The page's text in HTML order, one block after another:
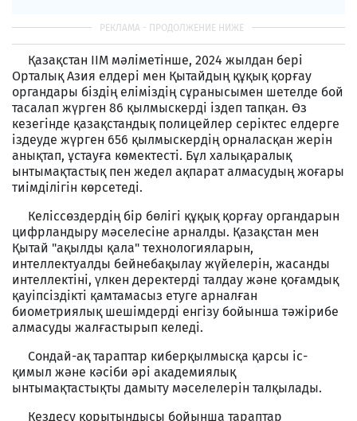
Қазақстан ІІМ мәліметінше, 2024 жылдан бері
Орталық Азия елдері мен Қытайдың құқық қорғау
органдары біздің еліміздің сұранысымен шетелде бой
тасалап жүрген 86 қылмыскерді іздеп тапқан. Өз
кезегінде қазақстандық полицейлер серіктес елдерге
іздеуде жүрген 656 қылмыскердің орналасқан жерін
анықтап, ұстауға көмектесті. Бұл халықаралық
ынтымақтастық пен жедел ақпарат алмасудың жоғары
тиімділігін көрсетеді.
Келіссөздердің бір бөлігі құқық қорғау органдарын
цифрландыру мәселесіне арналды. Қазақстан мен
Қытай "ақылды қала" технологияларын,
интеллектуалды бейнебақылау жүйелерін, жасанды
интеллектіні, үлкен деректерді талдау және қоғамдық
қауіпсіздікті қамтамасыз етуге арналған
биометриялық шешімдерді енгізу бойынша тәжірибе
алмасуды жалғастырып келеді.
Сондай-ақ тараптар киберқылмысқа қарсы іс-
қимыл және кәсіби әрі академиялық
ынтымақтастықты дамыту мәселелерін талқылады.
Кездесу қорытындысы бойынша тараптар